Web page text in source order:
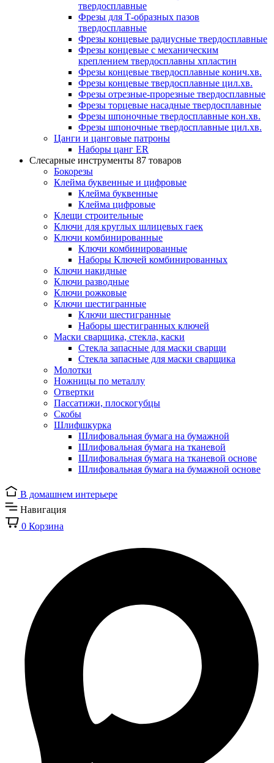
твердосплавные
Фрезы для Т-образных пазов
твердосплавные
Фрезы концевые радиусные твердосплавные
Фрезы концевые с механическим
креплением твердосплавны хпластин
Фрезы концевые твердосплавные конич.хв.
Фрезы концевые твердосплавные цил.хв.
Фрезы отрезные-прорезные твердосплавные
Фрезы торцевые насадные твердосплавные
Фрезы шпоночные твердосплавные кон.хв.
Фрезы шпоночные твердосплавные цил.хв.
Цанги и цанговые патроны
Наборы цанг ER
Слесарные инструменты 87 товаров
Бокорезы
Клейма буквенные и цифровые
Клейма буквенные
Клейма цифровые
Клещи строительные
Ключи для круглых шлицевых гаек
Ключи комбинированные
Ключи комбинированные
Наборы Ключей комбинированных
Ключи накидные
Ключи разводные
Ключи рожковые
Ключи шестигранные
Ключи шестигранные
Наборы шестигранных ключей
Маски сварщика, стекла, каски
Стекла запасные для маски сварщи
Стекла запасные для маски сварщика
Молотки
Ножницы по металлу
Отвертки
Пассатижи, плоскогубцы
Скобы
Шлифшкурка
Шлифовальная бумага на бумажной
Шлифовальная бумага на тканевой
Шлифовальная бумага на тканевой основе
Шлифовальная бумага на бумажной основе
В домашнем интерьере
Навигация
0 Корзина